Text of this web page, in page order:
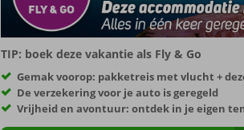
TIP: boek deze vakantie als Fly & Go
Gemak voorop: pakketreis met vlucht +
De verzekering voor je auto is geregeld
Vrijheid en avontuur: ontdek in je eigen